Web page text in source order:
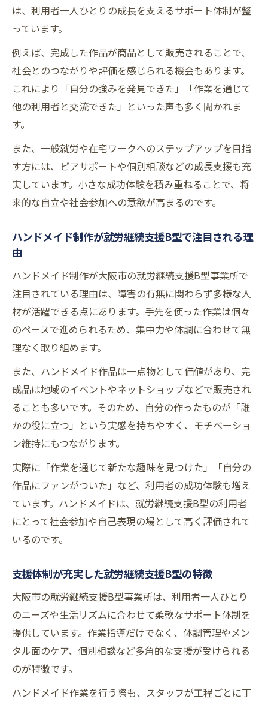
は、利用者一人ひとりの成長を支えるサポート体制が整
っています。
例えば、完成した作品が商品として販売されることで、
社会とのつながりや評価を感じられる機会もあります。
これにより「自分の強みを発見できた」「作業を通じて
他の利用者と交流できた」といった声も多く聞かれま
す。
また、一般就労や在宅ワークへのステップアップを目指
す方には、ピアサポートや個別相談などの成長支援も充
実しています。小さな成功体験を積み重ねることで、将
来的な自立や社会参加への意欲が高まるのです。
ハンドメイド制作が就労継続支援B型で注目される理
由
ハンドメイド制作が大阪市の就労継続支援B型事業所で
注目されている理由は、障害の有無に関わらず多様な人
材が活躍できる点にあります。手先を使った作業は個々
のペースで進められるため、集中力や体調に合わせて無
理なく取り組めます。
また、ハンドメイド作品は一点物として価値があり、完
成品は地域のイベントやネットショップなどで販売され
ることも多いです。そのため、自分の作ったものが「誰
かの役に立つ」という実感を持ちやすく、モチベーショ
ン維持にもつながります。
実際に「作業を通じて新たな趣味を見つけた」「自分の
作品にファンがついた」など、利用者の成功体験も増え
ています。ハンドメイドは、就労継続支援B型の利用者
にとって社会参加や自己表現の場として高く評価されて
いるのです。
支援体制が充実した就労継続支援B型の特徴
大阪市の就労継続支援B型事業所は、利用者一人ひとり
のニーズや生活リズムに合わせて柔軟なサポート体制を
提供しています。作業指導だけでなく、体調管理やメン
タル面のケア、個別相談など多角的な支援が受けられる
のが特徴です。
ハンドメイド作業を行う際も、スタッフが工程ごとに丁